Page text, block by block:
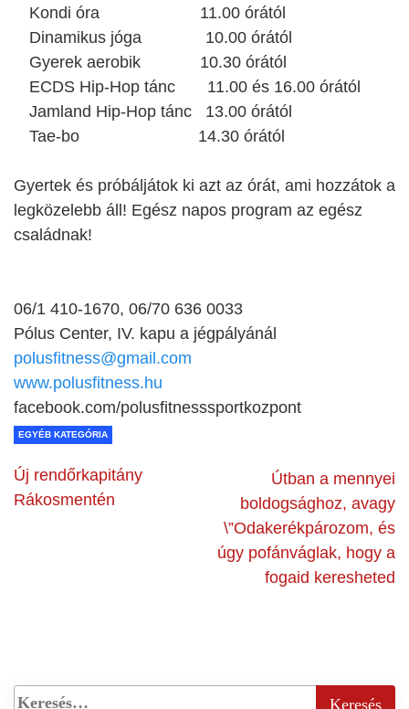
Kondi óra 11.00 órától
Dinamikus jóga 10.00 órától
Gyerek aerobik 10.30 órától
ECDS Hip-Hop tánc 11.00 és 16.00 órától
Jamland Hip-Hop tánc 13.00 órától
Tae-bo
14.30 órától
Gyertek és próbáljátok ki azt az órát, ami hozzátok a
legközelebb áll! Egész napos program az egész
családnak!
06/1 410-1670, 06/70 636 0033
Pólus Center, IV. kapu a jégpályánál
polusfitness@gmail.com
www.polusfitness.hu
facebook.com/polusfitnesssportkozpont
EGYÉB KATEGÓRIA
Új rendőrkapitány
Rákosmentén
Útban a mennyei
boldogsághoz, avagy
\”Odakerékpározom, és
úgy pofánváglak, hogy a
fogaid keresheted